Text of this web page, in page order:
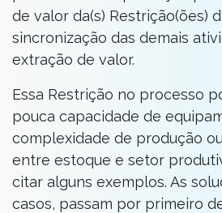
de valor da(s) Restrição(ões)
sincronização das demais
extração de valor.
Essa Restrição no processo
pouca capacidade de
complexidade de produção
entre estoque e setor
citar alguns exemplos. As
casos, passam por primeiro